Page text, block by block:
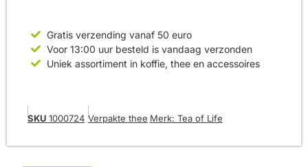
Gratis verzending vanaf 50 euro
Voor 13:00 uur besteld is vandaag verzonden
Uniek assortiment in koffie, thee en accessoires
SKU 1000724 Verpakte thee Merk: Tea of Life